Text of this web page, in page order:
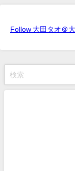
Follow 大田タオ＠